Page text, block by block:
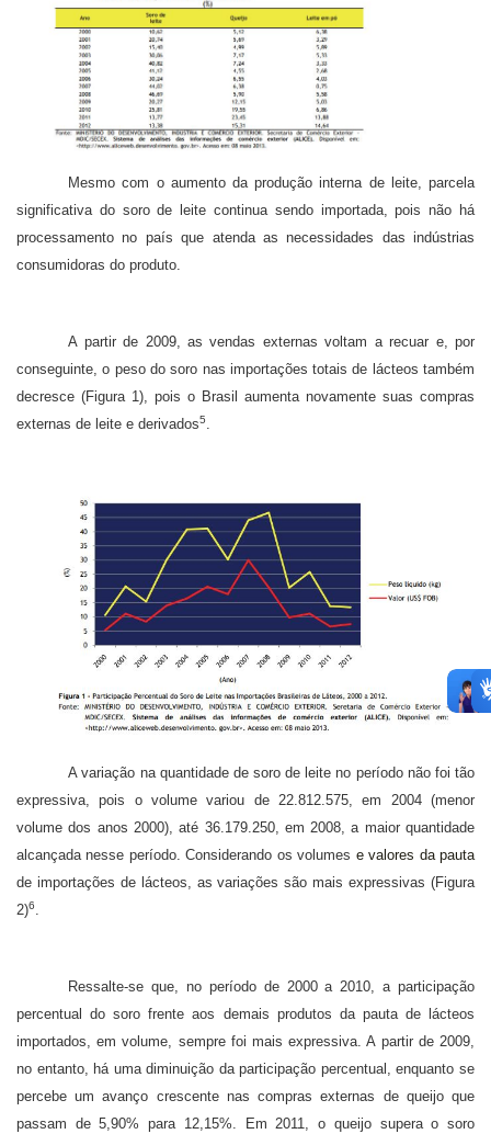
Mesmo com o aumento da produção interna de leite, parcela
significativa do soro de leite continua sendo importada, pois não há
processamento no país que atenda as necessidades das indústrias
consumidoras do produto.
A partir de 2009, as vendas externas voltam a recuar e, por
conseguinte, o peso do soro nas importações totais de lácteos também
decresce (Figura 1), pois o Brasil aumenta novamente suas compras
externas de leite e derivados5.
A variação na quantidade de soro de leite no período não foi tão
expressiva, pois o volume variou de 22.812.575, em 2004 (menor
volume dos anos 2000), até 36.179.250, em 2008, a maior quantidade
alcançada nesse período. Considerando os volumes e valores da pauta
de importações de lácteos, as variações são mais expressivas (Figura
2)6.
Ressalte-se que, no período de 2000 a 2010, a participação
percentual do soro frente aos demais produtos da pauta de lácteos
importados, em volume, sempre foi mais expressiva. A partir de 2009,
no entanto, há uma diminuição da participação percentual, enquanto se
percebe um avanço crescente nas compras externas de queijo que
passam de 5,90% para 12,15%. Em 2011, o queijo supera o soro